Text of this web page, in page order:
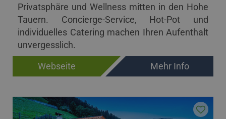
Privatsphäre und Wellness mitten in den Hohe
Tauern. Concierge-Service, Hot-Pot und
individuelles Catering machen Ihren Aufenthalt
unvergesslich.
Webseite
Mehr Info